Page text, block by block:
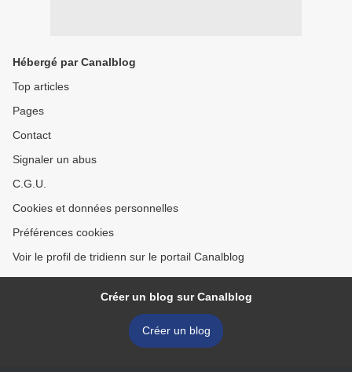
Hébergé par Canalblog
Top articles
Pages
Contact
Signaler un abus
C.G.U.
Cookies et données personnelles
Préférences cookies
Voir le profil de tridienn sur le portail Canalblog
Créer un blog sur Canalblog
Créer un blog